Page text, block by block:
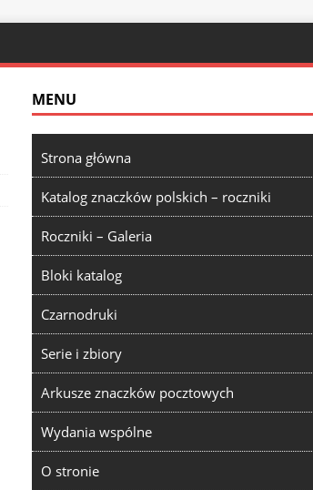
MENU
Strona główna
Katalog znaczków polskich – roczniki
Roczniki – Galeria
Bloki katalog
Czarnodruki
Serie i zbiory
Arkusze znaczków pocztowych
Wydania wspólne
O stronie